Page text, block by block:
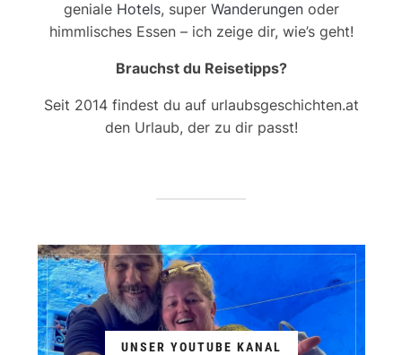
geniale Hotels, super Wanderungenoder
himmlisches Essen – ich zeige dir, wie’s geht!
Brauchst du Reisetipps?
Seit 2014 findest du auf urlaubsgeschichten.at
den Urlaub, der zu dir passt!
UNSER YOUTUBE KANAL